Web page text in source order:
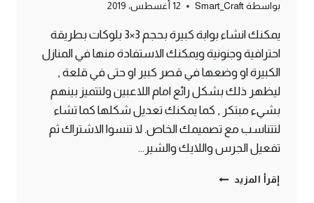
بواسطة Smart_Craft 12 أغسطس، 2019
يمكنك انشاء بوابة كبيرة بحجم 3×3 بلوكات بطريقة
احترافية وجنونية ويمكنك الاستفادة منها في المنازل
الكبيرة او وضعها في قصر كبير او حتى في قلعة ,
ليظهر ذلك بشكل رائع امام اللاعبين ولتتميز بينهم
بشيء مبتكر , كما يمكنك تعديل شكلها كما تشاء
لتتناسب مع تصميمك الخاص. لا تنسوا الاشتراك ثم
تفعيل الجرس واللايك والشير…
إقرأ المزيد طريقة